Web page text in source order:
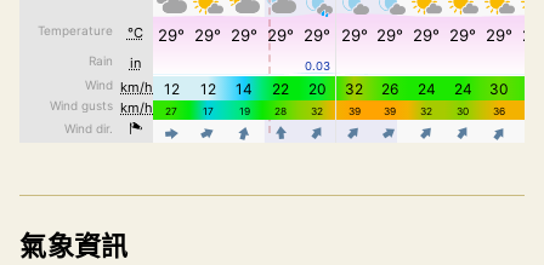
氣象資訊